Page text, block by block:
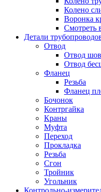
Колено
Воронка
Смотреть
Детали
Отвод
Отвод
Отвод
Фланец
Резьба
Фланец
Бочонок
Контргайка
Краны
Муфта
Переход
Прокладка
Резьба
Сгон
Тройник
Угольник
Контрольно-